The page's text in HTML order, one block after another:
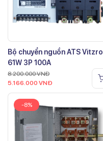
Bộ chuyển nguồn ATS Vitzro
61W 3P 100A
8.200.000VNĐ
5.166.000 VNĐ
-8%